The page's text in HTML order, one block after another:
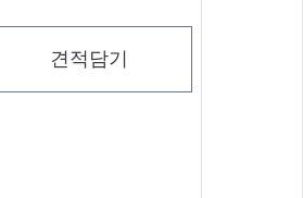
견적담기